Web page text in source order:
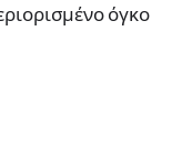
όγκο